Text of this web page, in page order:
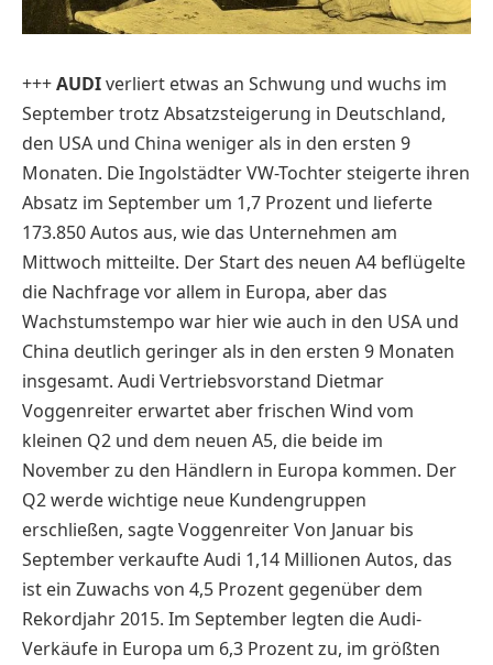
+++AUDIverliert etwas an Schwung und wuchs im
September trotz Absatzsteigerung in Deutschland,
den USA und China weniger als in den ersten 9
Monaten. Die Ingolstädter VW-Tochter steigerte ihren
Absatz im September um 1,7 Prozent und lieferte
173.850 Autos aus, wie das Unternehmen am
Mittwoch mitteilte. Der Start des neuen A4 beflügelte
die Nachfrage vor allem in Europa, aber das
Wachstumstempo war hier wie auch in den USA und
China deutlich geringer als in den ersten 9 Monaten
insgesamt. Audi Vertriebsvorstand Dietmar
Voggenreiter erwartet aber frischen Wind vom
kleinen Q2 und dem neuen A5, die beide im
November zu den Händlern in Europa kommen. Der
Q2 werde wichtige neue Kundengruppen
erschließen, sagte Voggenreiter Von Januar bis
September verkaufte Audi 1,14 Millionen Autos, das
ist ein Zuwachs von 4,5 Prozent gegenüber dem
Rekordjahr 2015. Im September legten die Audi-
Verkäufe in Europa um 6,3 Prozent zu, im größten